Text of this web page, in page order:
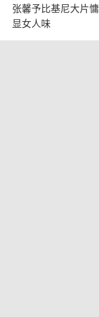
张馨予比基尼大片
显女人味
2026-07-30 13:39:23